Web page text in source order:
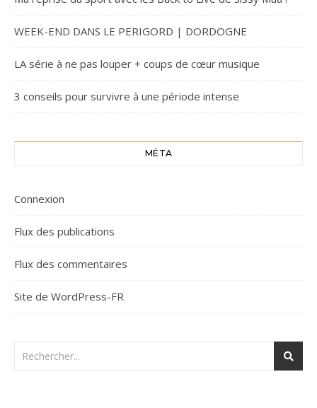
WEEK-END DANS LE PERIGORD | DORDOGNE
LA série à ne pas louper + coups de cœur musique
3 conseils pour survivre à une période intense
MÉTA
Connexion
Flux des publications
Flux des commentaires
Site de WordPress-FR